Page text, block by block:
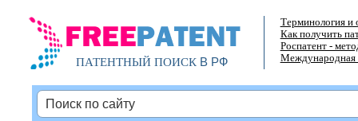
ПАТЕНТНЫЙ ПОИСКВ РФ
Терминология и
Как получить
Роспатент -
Международная